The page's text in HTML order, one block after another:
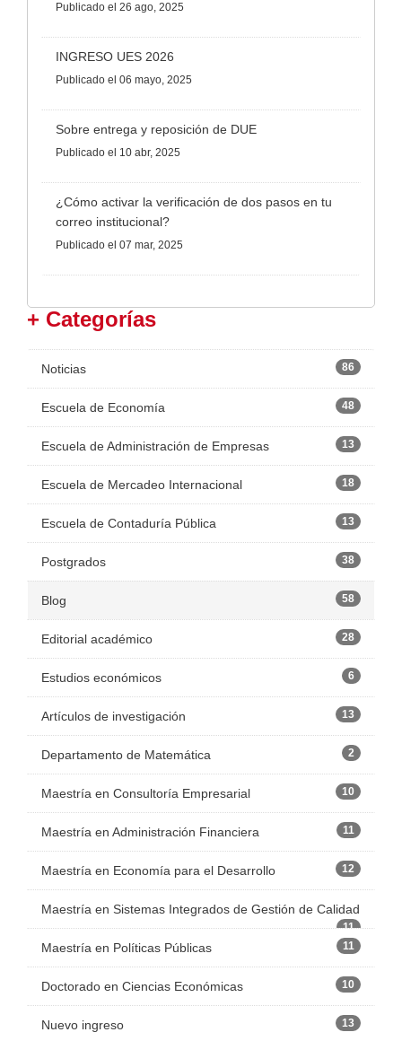
Publicado el 26 ago, 2025
INGRESO UES 2026
Publicado el 06 mayo, 2025
Sobre entrega y reposición de DUE
Publicado el 10 abr, 2025
¿Cómo activar la verificación de dos pasos en tu
correo institucional?
Publicado el 07 mar, 2025
+ Categorías
Noticias 86
Escuela de Economía 48
Escuela de Administración de Empresas 13
Escuela de Mercadeo Internacional 18
Escuela de Contaduría Pública 13
Postgrados 38
Blog 58
Editorial académico 28
Estudios económicos 6
Artículos de investigación 13
Departamento de Matemática 2
Maestría en Consultoría Empresarial 10
Maestría en Administración Financiera 11
Maestría en Economía para el Desarrollo 12
Maestría en Sistemas Integrados de Gestión de Calidad
11
Maestría en Políticas Públicas 11
Doctorado en Ciencias Económicas 10
Nuevo ingreso 13